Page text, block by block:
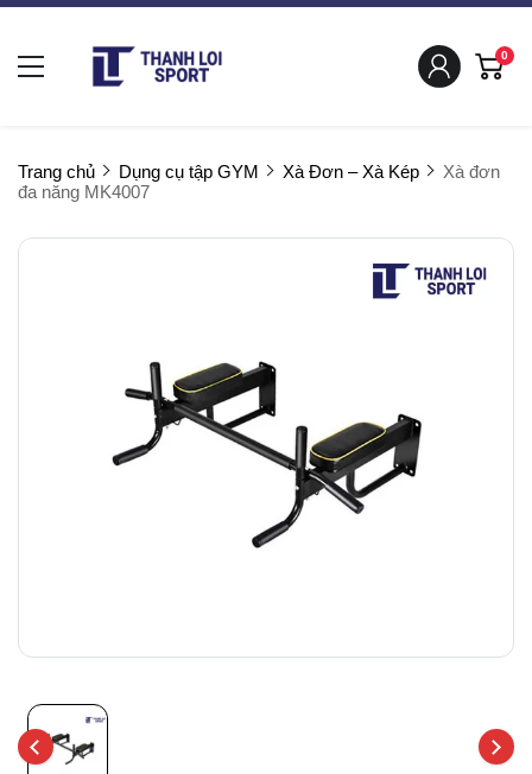
0
Trang chủ Dụng cụ tập GYM Xà Đơn – Xà Kép
Xà đơn
đa năng MK4007